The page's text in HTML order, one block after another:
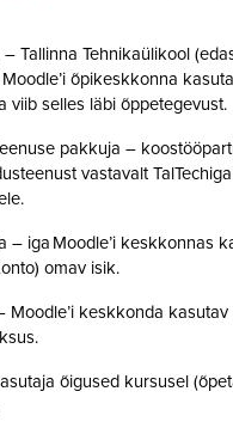
– Tallinna Tehnikaülikool
õpikeskkonna
viib selles läbi õppetegevust.
pakkuja –
vastavalt
– iga Moodle’i keskkonnas
omav isik.
Moodle’i keskkonda kasutav
õigused kursusel